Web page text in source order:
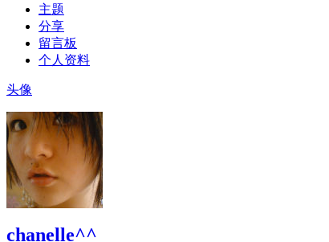
主题
分享
留言板
个人资料
头像
chanelle^^